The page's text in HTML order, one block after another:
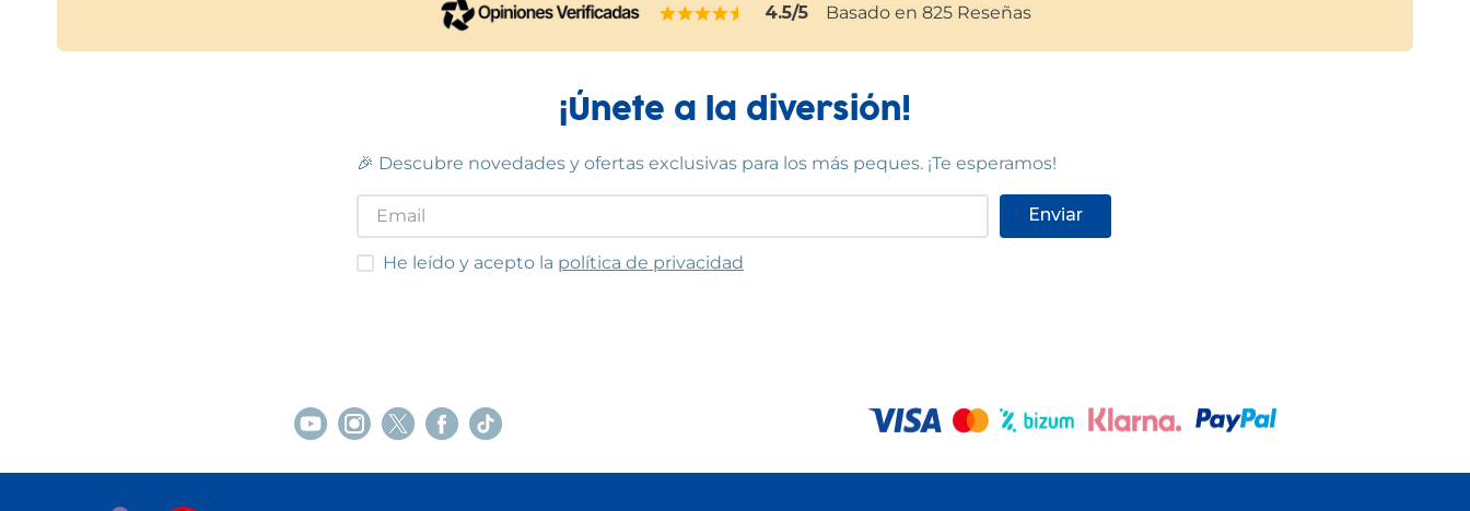
4.5/5 Basado en 825 Reseñas
¡Únete a la diversión!
🎉 Descubre novedades y ofertas exclusivas para los más peques. ¡Te esperamos!
Enviar
He leído y acepto las condiciones
He leído y acepto la política de privacidad